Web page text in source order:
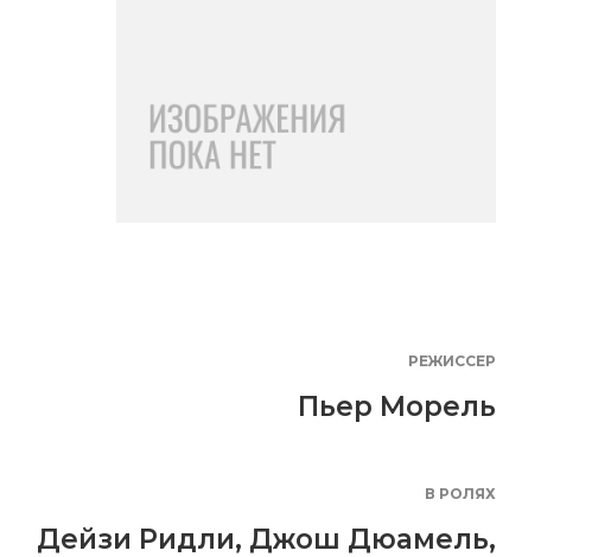
РЕЖИССЕР
Пьер Морель
В РОЛЯХ
Дейзи Ридли, Джош Дюамель,